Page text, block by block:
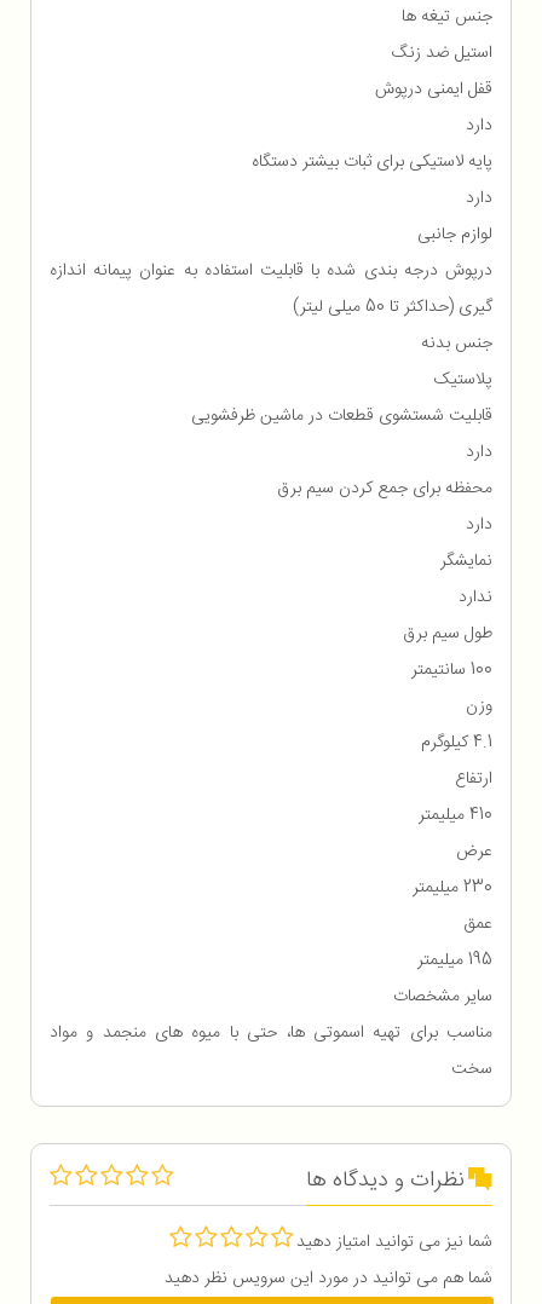
جنس تیغه ها
استیل ضد زنگ
قفل ایمنی درپوش
دارد
پایه لاستیکی برای ثبات بیشتر دستگاه
دارد
لوازم جانبی
درپوش درجه بندی شده با قابلیت استفاده به عنوان پیمانه اندازه
گیری (حداکثر تا 50 میلی ليتر)
جنس بدنه
پلاستیک
قابلیت شستشوی قطعات در ماشین ظرفشویی
دارد
محفظه برای جمع كردن سیم برق
دارد
نمایشگر
ندارد
طول سیم برق
100 سانتیمتر
وزن
4.1 کیلوگرم
ارتفاع
410 میلیمتر
عرض
230 میلیمتر
عمق
195 میلیمتر
سایر مشخصات
مناسب برای تهیه اسموتی ها، حتی با میوه های منجمد و مواد
سخت
نظرات و دیدگاه ها
شما نیز می توانید امتیاز دهید
شما هم می توانید در مورد این سرویس نظر دهید